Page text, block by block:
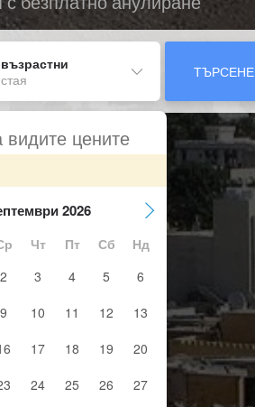
ТЪРСЕНЕ
цените
2026
Чт Пт Сб
Нд
2
3 4 5
6
9
10 11 12
13
17 18 19
20
24 25 26 27